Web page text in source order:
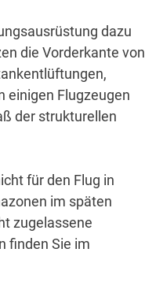
dazu
die Vorderkante von
einigen Flugzeugen
der strukturellen
für den Flug in
im späten
zugelassene
finden Sie im